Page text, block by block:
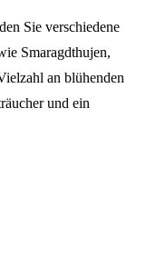
Sie verschiedene
Smaragdthujen,
an blühenden
und ein